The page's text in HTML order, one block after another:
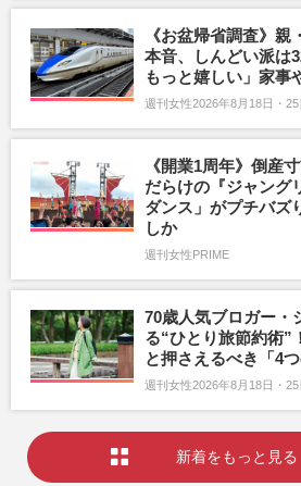
《お盆帰省調査》
本音、しんどい派は
もっと嬉しい」家事
週刊女性2026年8月18日・
《開業1周年》倒産
だらけの『ジャング
ダンス」がプチバズ
しか
週刊女性PRIME
70歳人気ブロガー・
る“ひとり旅節約術”
と押さえるべき「4つ
週刊女性2026年8月18日・
新着をもっと見る